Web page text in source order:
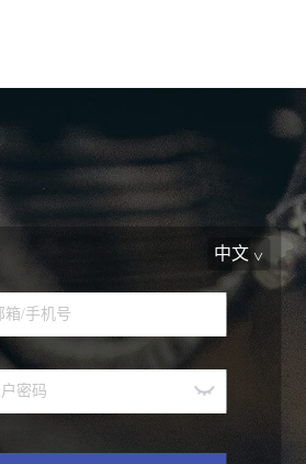
中文